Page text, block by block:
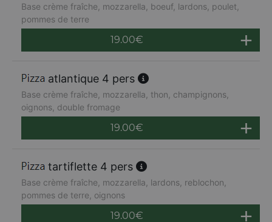
Base crème fraîche, mozzarella, boeuf, lardons, poulet,
pommes de terre
19.00€
atlantique 4 pers
Base crème fraîche, mozzarella, thon, champignons,
oignons, double fromage
19.00€
tartiflette 4 pers
Base crème fraîche, mozzarella, lardons, reblochon,
pommes de terre, oignons
19.00€